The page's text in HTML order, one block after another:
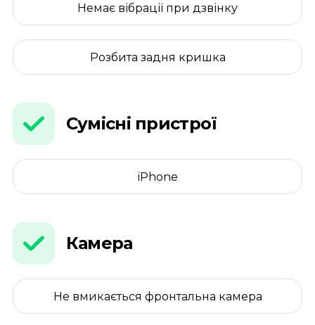
Немає вібрації при дзвінку
Розбита задня кришка
Сумісні пристрої
iPhone
Камера
Не вмикається фронтальна камера